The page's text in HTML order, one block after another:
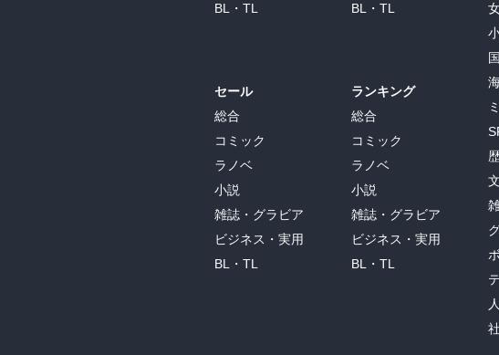
BL・TL
セール
総合
コミック
ラノベ
小説
雑誌・グラビア
ビジネス・実用
BL・TL
BL・TL
ランキング
総合
コミック
ラノベ
小説
雑誌・グラビア
ビジネス・実用
BL・TL